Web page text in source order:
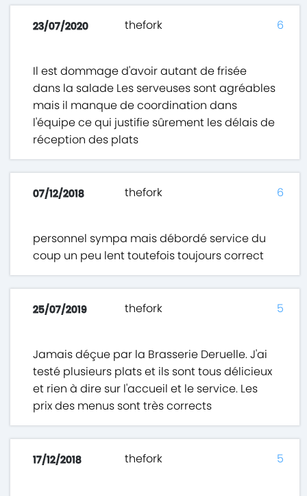
23/07/2020 thefork
Il est dommage d'avoir autant de frisée
dans la salade Les serveuses sont agréables
mais il manque de coordination dans
l'équipe ce qui justifie sûrement les délais de
réception des plats
6
07/12/2018 thefork
personnel sympa mais débordé service du
coup un peu lent toutefois toujours correct
6
25/07/2019 thefork
Jamais déçue par la Brasserie Deruelle. J'ai
testé plusieurs plats et ils sont tous délicieux
et rien à dire sur l'accueil et le service. Les
prix des menus sont très corrects
5
17/12/2018 thefork 5